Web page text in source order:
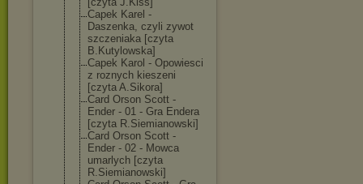
Capek Karel -
Daszenka, czyli zywot
szczeniaka [czyta
B.Kutylowska]
Capek Karol - Opowiesci
z roznych kieszeni
[czyta A.Sikora]
Card Orson Scott -
Ender - 01 - Gra Endera
[czyta R.Siemianowski]
Card Orson Scott -
Ender - 02 - Mowca
umarlych [czyta
R.Siemianowski]